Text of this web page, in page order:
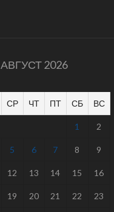
АВГУСТ 2026
СР ЧТ ПТ СБ ВС
1 2
5 6 7 8 9
12 13 14 15 16
19 20 21 22 23